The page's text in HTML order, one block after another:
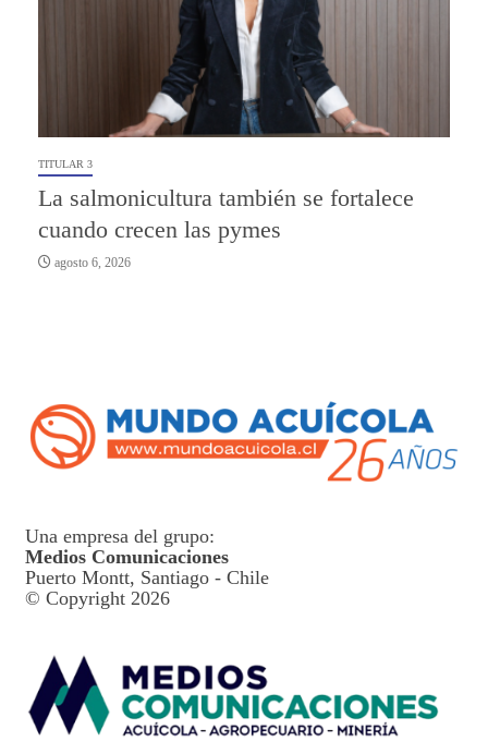
TITULAR 3
La salmonicultura también se fortalece
cuando crecen las pymes
agosto 6, 2026
Una empresa del grupo:
Medios Comunicaciones
Puerto Montt, Santiago - Chile
© Copyright 2026